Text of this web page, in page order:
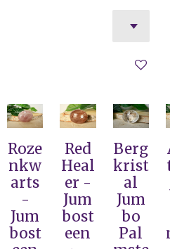
In
Roze
nkw
arts
-
Jum
bost
Red
Heal
er -
Jum
bost
een
Berg
krist
al
Jum
bo
Pal